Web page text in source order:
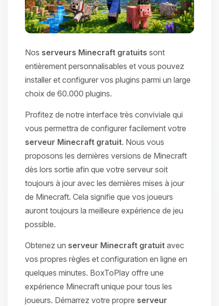
Nos serveurs Minecraft gratuits sont
entièrement personnalisables et vous pouvez
installer et configurer vos plugins parmi un large
choix de 60.000 plugins.
Profitez de notre interface très conviviale qui
vous permettra de configurer facilement votre
serveur Minecraft gratuit. Nous vous
proposons les dernières versions de Minecraft
dès lors sortie afin que votre serveur soit
toujours à jour avec les dernières mises à jour
de Minecraft. Cela signifie que vos joueurs
auront toujours la meilleure expérience de jeu
possible.
Obtenez un serveur Minecraft gratuit avec
vos propres règles et configuration en ligne en
quelques minutes. BoxToPlay offre une
expérience Minecraft unique pour tous les
joueurs. Démarrez votre propre serveur